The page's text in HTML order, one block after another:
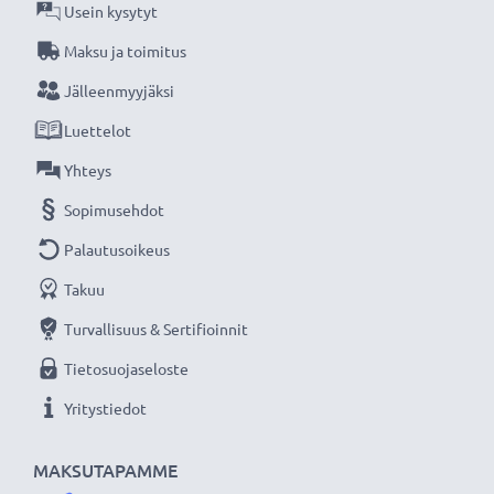
tarjoamme 36 kuukauden takuun!
MAKSUTAPAMME
Usein kysytyt
Maksu ja toimitus
Jälleenmyyjäksi
Luettelot
Yhteys
Sopimusehdot
Palautusoikeus
Takuu
Turvallisuus & Sertifioinnit
Tietosuojaseloste
Yritystiedot